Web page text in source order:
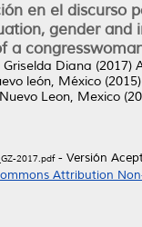
en el discurso
gender
a
Diana (2017)
león, México
Leon, Mexico
2017.pdf- Versión
Attribution